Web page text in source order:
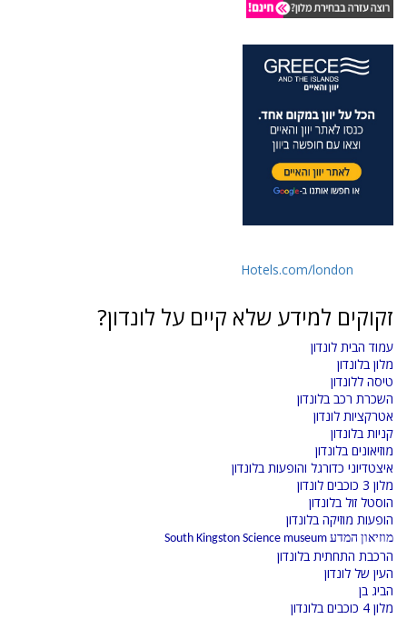
Hotels.com/london
זקוקים למידע שלא קיים על לונדון?
עמוד הבית לונדון
מלון בלונדון
טיסה ללונדון
השכרת רכב בלונדון
אטרקציות לונדון
קניות בלונדון
מוזיאונים בלונדון
איצטדיוני כדורגל והופעות בלונדון
מלון 3 כוכבים לונדון
הוסטל זול בלונדון
הופעות מוזיקה בלונדון
מוזיאון המדע South Kingston Science museum
הרכבת התחתית בלונדון
העין של לונדון
הביג בן
מלון 4 כוכבים בלונדון